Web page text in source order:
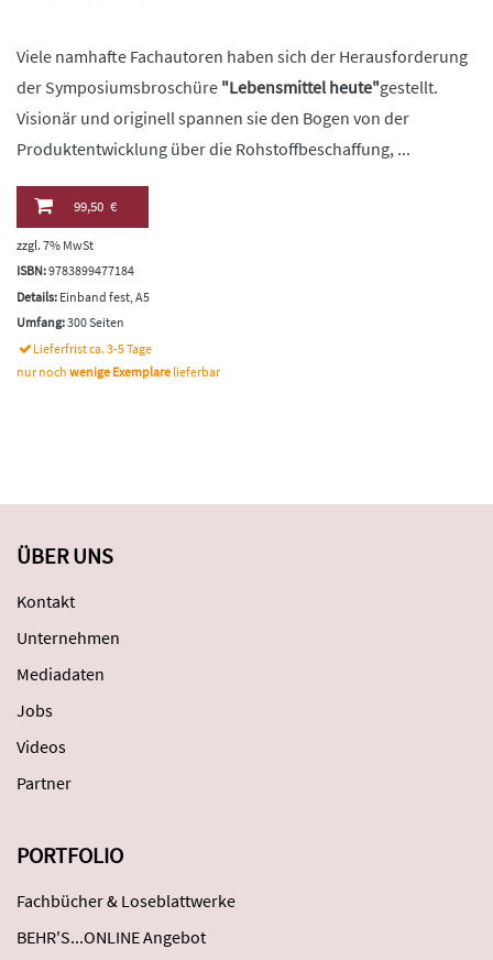
Viele namhafte Fachautoren haben sich der Herausforderung
der Symposiumsbroschüre "Lebensmittel heute"gestellt.
Visionär und originell spannen sie den Bogen von der
Produktentwicklung über die Rohstoffbeschaffung, ...
99,50 €
zzgl. 7% MwSt
ISBN:9783899477184
Details: Einband fest, A5
Umfang:300 Seiten
Lieferfrist ca. 3-5 Tage
nur noch wenige Exemplare lieferbar
ÜBER UNS
Kontakt
Unternehmen
Mediadaten
Jobs
Videos
Partner
PORTFOLIO
Fachbücher & Loseblattwerke
BEHR'S...ONLINE Angebot